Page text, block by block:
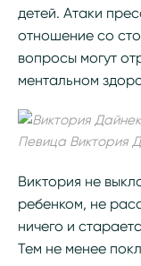
детей. Атаки
отношение со
вопросы могут
ментальном
Певица Виктория
Виктория не
ребенком, не
ничего и
Тем не менее